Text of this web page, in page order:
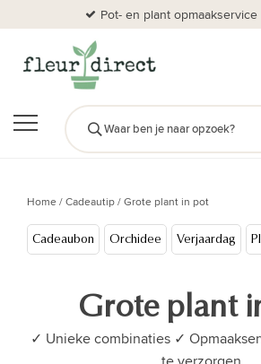
Pot- en plant opmaakservice
Home/Cadeautip/Grote plant in pot
Cadeaubon Orchidee Verjaardag
Grote plant
✓ Unieke combinaties ✓